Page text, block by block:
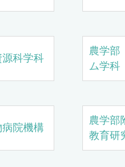
科学科
農学
ム学科
院機構
農学部
教育研